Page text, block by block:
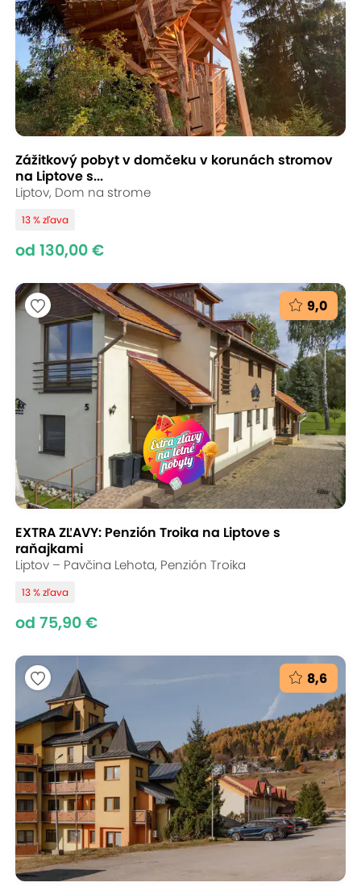
Zážitkový pobyt v domčeku v korunách stromov
na Liptove s...
Liptov, Dom na strome
13 % zľava
od 130,00 €
9,0
EXTRA ZĽAVY: Penzión Troika na Liptove s
raňajkami
Liptov – Pavčina Lehota, Penzión Troika
13 % zľava
od 75,90 €
8,6